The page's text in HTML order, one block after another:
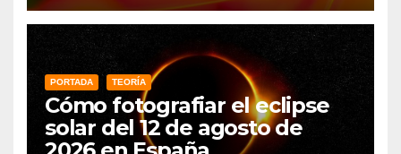
PORTADA TEORÍA
Cómo fotografiar el eclipse
solar del 12 de agosto de